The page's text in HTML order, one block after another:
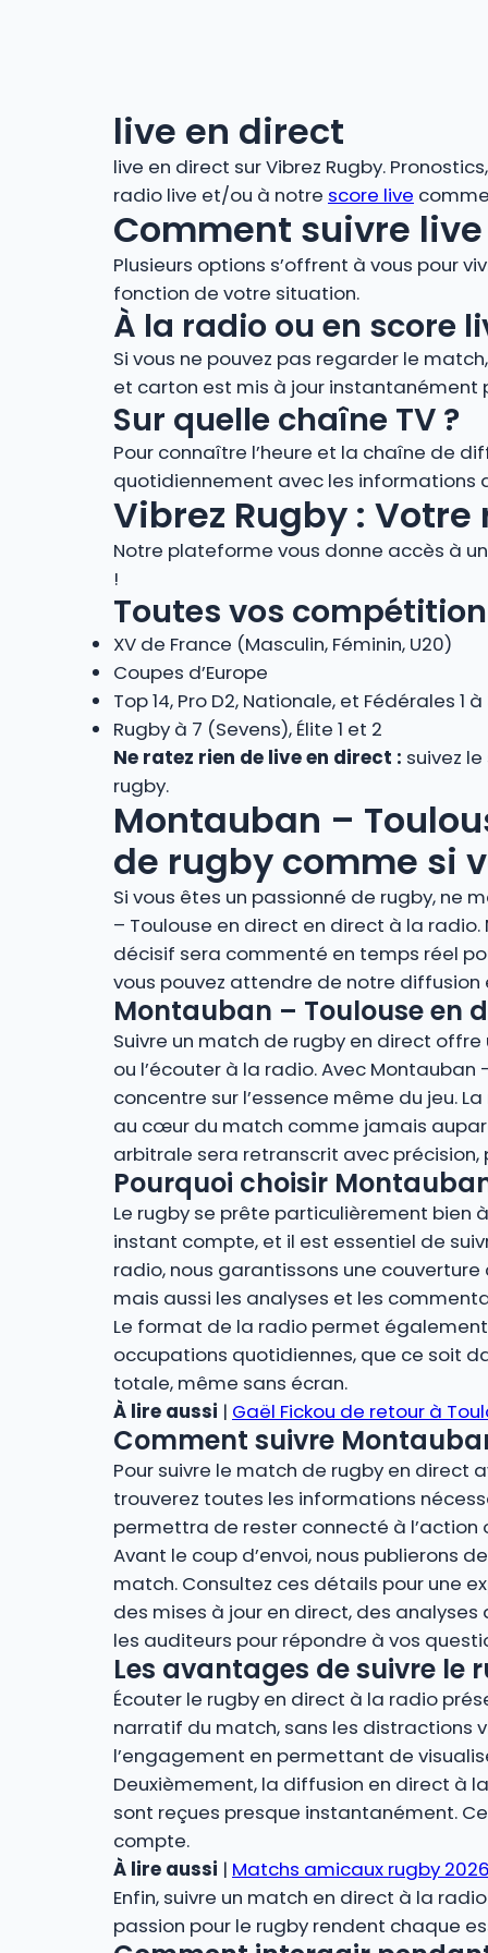
live en direct
live en direct sur Vibrez Rugby.
radio live et/ou à notre score live
Comment suivre
Plusieurs options s’offrent à vous pour
fonction de votre situation.
À la radio ou en score
Si vous ne pouvez pas regarder le
et carton est mis à jour instantanément
Sur quelle chaîne TV ?
Pour connaître l’heure et la chaîne de
quotidiennement avec les informations
Vibrez Rugby :
Notre plateforme vous donne accès à
!
Toutes vos
XV de France (Masculin, Féminin, U20)
Coupes d’Europe
Top 14, Pro D2, Nationale, et Fédérales 1 à
Rugby à 7 (Sevens), Élite 1 et 2
Ne ratez rien de live en direct : suivez
rugby.
Montauban –
de rugby comme si
Si vous êtes un passionné de rugby, ne
– Toulouse en direct en direct à la
décisif sera commenté en temps réel
vous pouvez attendre de notre diffusion
Montauban – Toulouse en
Suivre un match de rugby en direct
ou l’écouter à la radio. Avec
concentre sur l’essence même du jeu.
au cœur du match comme jamais
arbitrale sera retranscrit avec
Pourquoi choisir
Le rugby se prête particulièrement bien
instant compte, et il est essentiel de
radio, nous garantissons une
mais aussi les analyses et les
Le format de la radio permet
occupations quotidiennes, que ce soit
totale, même sans écran.
À lire aussi | Gaël Fickou de retour à
Comment suivre
Pour suivre le match de rugby en direct
trouverez toutes les informations
permettra de rester connecté à l’action
Avant le coup d’envoi, nous publierons
match. Consultez ces détails pour une
des mises à jour en direct, des
les auditeurs pour répondre à vos
Les avantages de suivre le
Écouter le rugby en direct à la radio
narratif du match, sans les distractions
l’engagement en permettant de
Deuxièmement, la diffusion en direct à
sont reçues presque instantanément.
compte.
À lire aussi | Matchs amicaux rugby
Enfin, suivre un match en direct à la
passion pour le rugby rendent chaque